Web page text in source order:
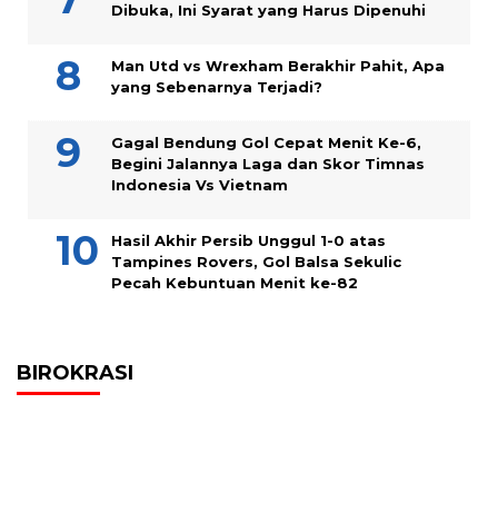
Dibuka, Ini Syarat yang Harus Dipenuhi
Man Utd vs Wrexham Berakhir Pahit, Apa
yang Sebenarnya Terjadi?
Gagal Bendung Gol Cepat Menit Ke-6,
Begini Jalannya Laga dan Skor Timnas
Indonesia Vs Vietnam
Hasil Akhir Persib Unggul 1-0 atas
Tampines Rovers, Gol Balsa Sekulic
Pecah Kebuntuan Menit ke-82
BIROKRASI